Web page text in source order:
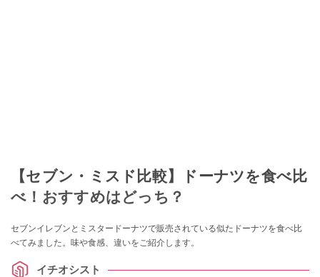
【セブン・ミスド比較】ドーナツを食べ比
べ！おすすめはどっち？
セブンイレブンとミスタードーナツで販売されている似たドーナツを食べ比
べてみました。味や食感、違いをご紹介します。
イチオシスト